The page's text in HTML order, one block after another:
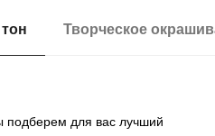
Творческое
для вас лучший